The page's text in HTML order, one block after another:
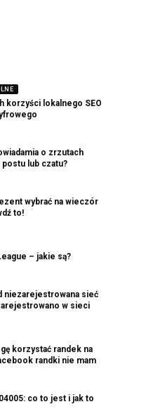
korzyści lokalnego SEO
o zrzutach
lub czatu?
wybrać na wieczór
to!
– jakie są?
niezarejestrowana sieć
w sieci
korzystać randek na
randki nie mam
co to jest i jak to